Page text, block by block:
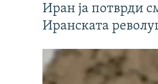
Иран ја потврди
Иранската